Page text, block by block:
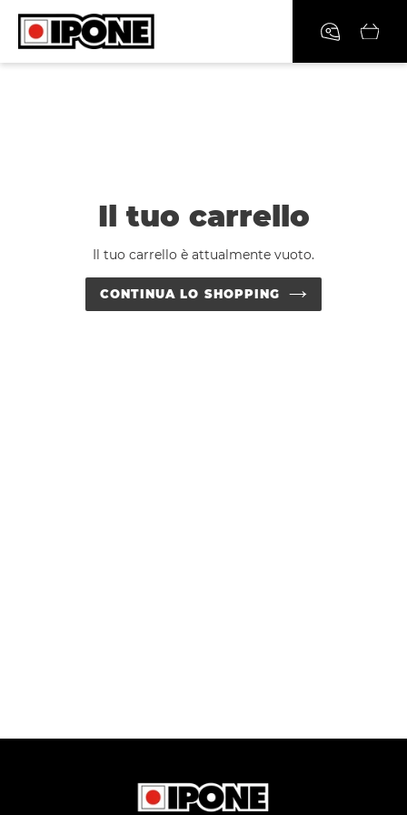
direttamente
contenuti
Il tuo carrello
Il tuo carrello è attualmente vuoto.
CONTINUA LO SHOPPING